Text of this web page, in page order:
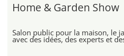
Home & Garden Show
Salon public pour la maison, le
avec des idées, des experts et